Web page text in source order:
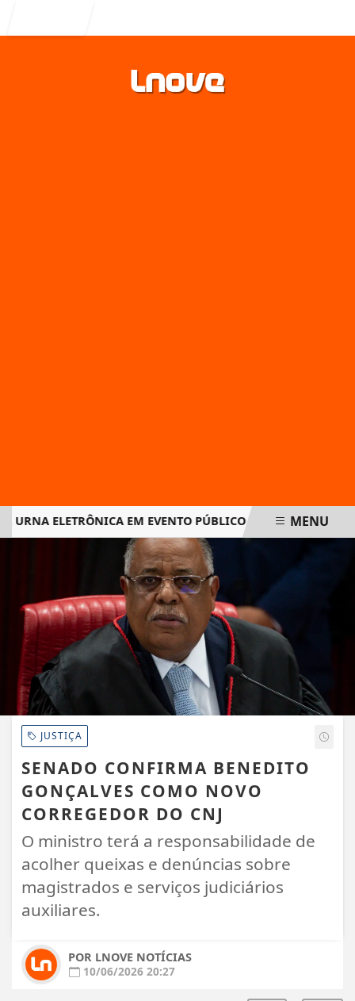
ELETRÔNICA EM EVENTO PÚBLICO PARA COMPROVAR
MENU
JUSTIÇA
SENADO CONFIRMA BENEDITO
GONÇALVES COMO NOVO
CORREGEDOR DO CNJ
O ministro terá a responsabilidade de
acolher queixas e denúncias sobre
magistrados e serviços judiciários
auxiliares.
POR LNOVE NOTÍCIAS
10/06/2026 20:27